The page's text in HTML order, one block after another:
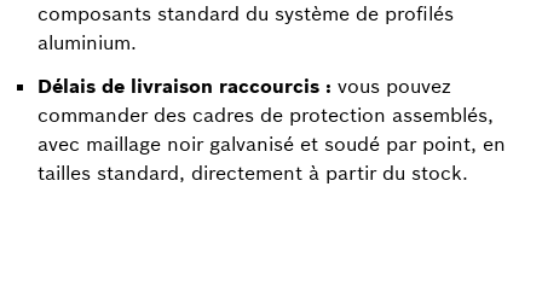
composants standard du système de profilés
aluminium.
Délais de livraison raccourcis : vous pouvez
commander des cadres de protection assemblés,
avec maillage noir galvanisé et soudé par point, en
tailles standard, directement à partir du stock.